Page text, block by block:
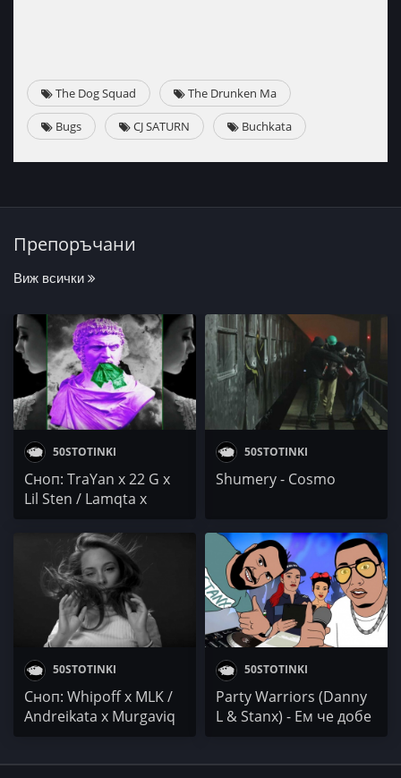
The Dog Squad The Drunken Ma
Bugs CJ SATURN Buchkata
Препоръчани
Виж всички
50STOTINKI
Сноп: TraYan x 22 G x
Lil Sten / Lamqta x
50STOTINKI
Shumery - Cosmo
50STOTINKI
Сноп: Whipoff x MLK /
Andreikata x Murgaviq
50STOTINKI
Party Warriors (Danny
L & Stanx) - Ем че добе